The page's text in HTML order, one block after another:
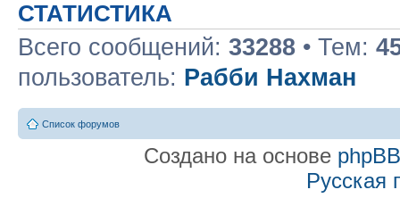
СТАТИСТИКА
Всего сообщений: 33288 • Тем:
пользователь: Рабби Нахман
Список форумов
Создано на основе phpBB
Русская